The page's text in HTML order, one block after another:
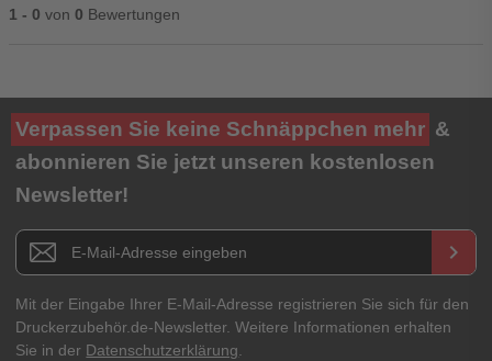
1 - 0 von 0 Bewertungen
Ihre Bewertung**
★★★★★
Titel**
E-Mail-Adresse
Ihr Passwort
Verpassen Sie keine Schnäppchen mehr &
abonnieren Sie jetzt unseren kostenlosen
Newsletter!
Newsletter E-Mail Adresse keyboard_arrow_right
Mit der Eingabe Ihrer E-Mail-Adresse registrieren Sie sich für den
Druckerzubehör.de-Newsletter. Weitere Informationen erhalten
Sie in der Datenschutzerklärung.